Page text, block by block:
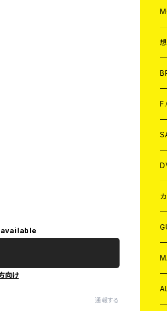
向け
通報する